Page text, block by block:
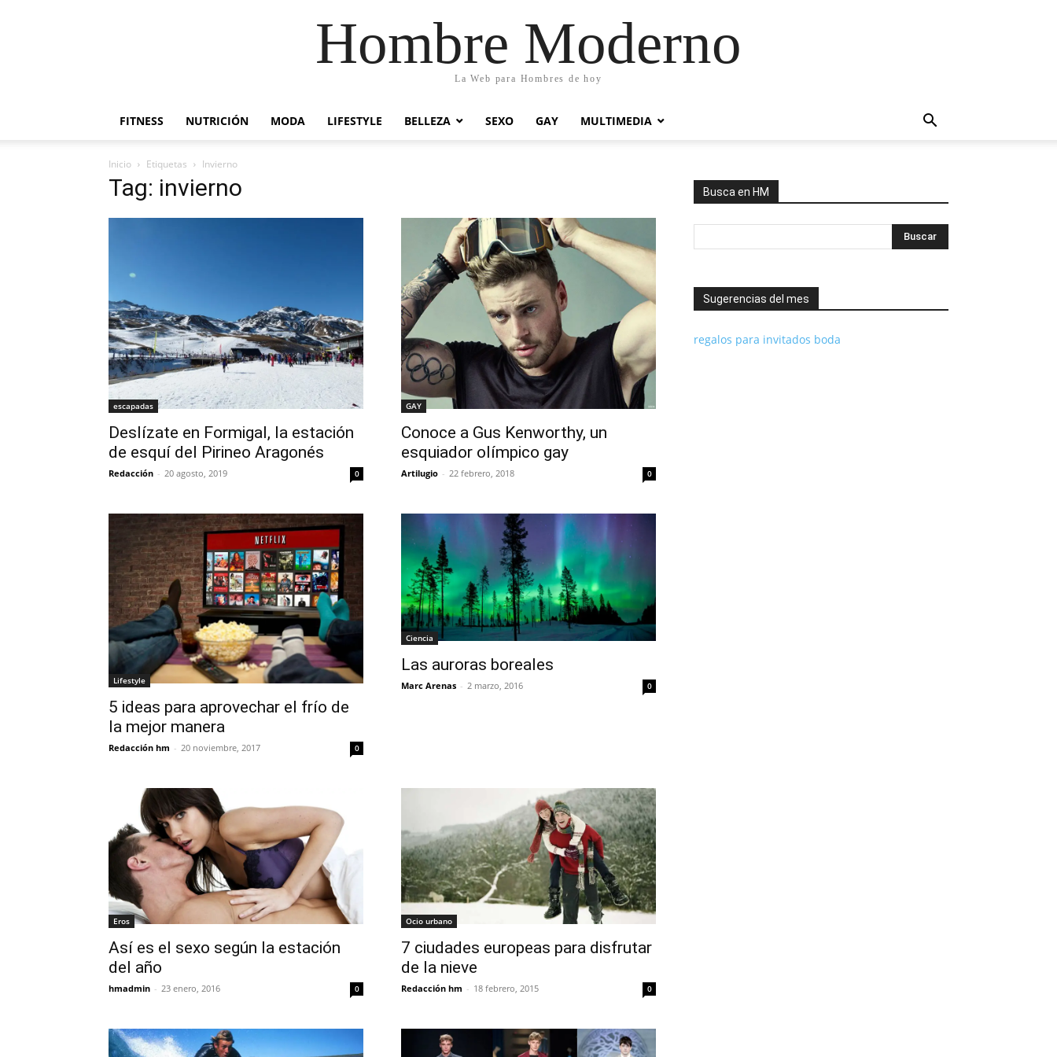
Hombre Moderno
La Web para Hombres de hoy
FITNESS NUTRICIÓN MODA LIFESTYLE BELLEZA SEXO GAY MULTIMEDIA
Inicio Etiquetas Invierno
Tag: invierno
escapadas
Deslízate en Formigal, la estación
de esquí del Pirineo Aragonés
Redacción - 20 agosto, 2019 0
GAY
Conoce a Gus Kenworthy, un
esquiador olímpico gay
Artilugio - 22 febrero, 2018 0
Lifestyle
5 ideas para aprovechar el frío de
la mejor manera
Redacción hm - 20 noviembre, 2017 0
Ciencia
Las auroras boreales
Marc Arenas - 2 marzo, 2016 0
Eros
Así es el sexo según la estación
del año
hmadmin - 23 enero, 2016 0
Ocio urbano
7 ciudades europeas para disfrutar
de la nieve
Redacción hm - 18 febrero, 2015 0
Busca en HM
Sugerencias del mes
regalos para invitados boda